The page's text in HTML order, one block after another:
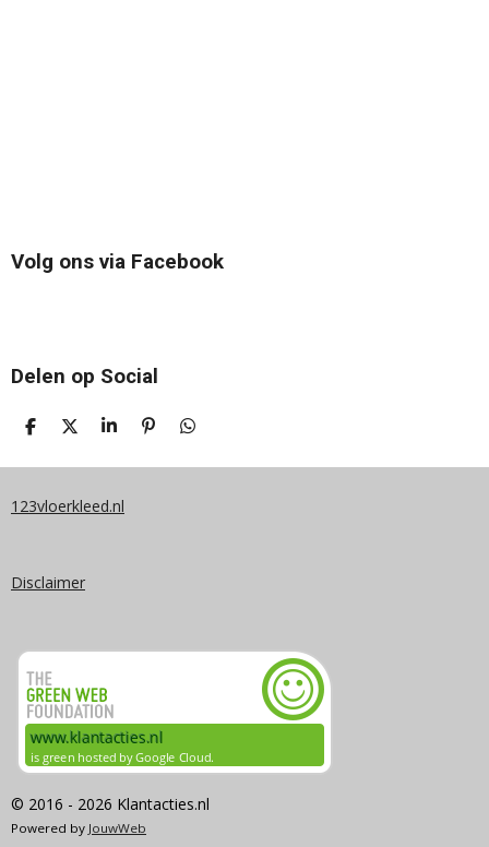
Volg ons via Facebook
Delen op Social
D
L
N
D
E
S
A
E
P
N
D
L
123vloerkleed.nl
Disclaimer
© 2016 - 2026 Klantacties.nl
Powered by JouwWeb